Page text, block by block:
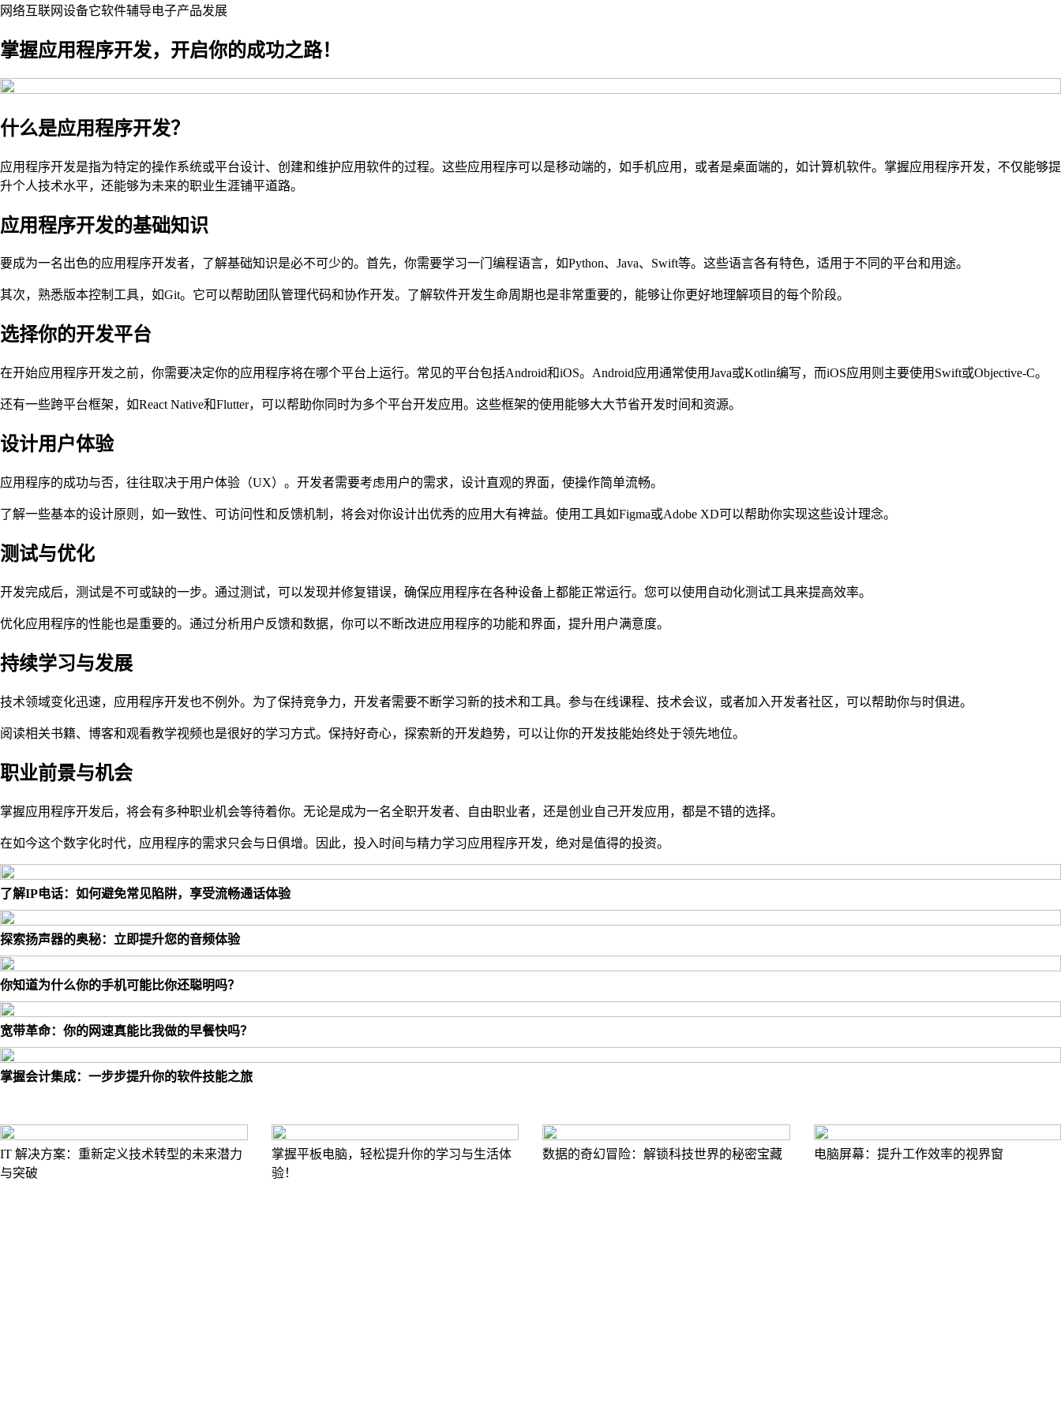
网络互联网设备它软件辅导电子产品发展
掌握应用程序开发，开启你的成功之路！
什么是应用程序开发？
应用程序开发是指为特定的操作系统或平台设计、创建和维护应用软件的过程。这些应用程序可以是移动端的，如手机应用，或者是桌面端的，如计算机软件。掌握应用程序开发，不仅能够提
升个人技术水平，还能够为未来的职业生涯铺平道路。
应用程序开发的基础知识
要成为一名出色的应用程序开发者，了解基础知识是必不可少的。首先，你需要学习一门编程语言，如Python、Java、Swift等。这些语言各有特色，适用于不同的平台和用途。
其次，熟悉版本控制工具，如Git。它可以帮助团队管理代码和协作开发。了解软件开发生命周期也是非常重要的，能够让你更好地理解项目的每个阶段。
选择你的开发平台
在开始应用程序开发之前，你需要决定你的应用程序将在哪个平台上运行。常见的平台包括Android和iOS。Android应用通常使用Java或Kotlin编写，而iOS应用则主要使用Swift或Objective-C。
还有一些跨平台框架，如React Native和Flutter，可以帮助你同时为多个平台开发应用。这些框架的使用能够大大节省开发时间和资源。
设计用户体验
应用程序的成功与否，往往取决于用户体验（UX）。开发者需要考虑用户的需求，设计直观的界面，使操作简单流畅。
了解一些基本的设计原则，如一致性、可访问性和反馈机制，将会对你设计出优秀的应用大有裨益。使用工具如Figma或Adobe XD可以帮助你实现这些设计理念。
测试与优化
开发完成后，测试是不可或缺的一步。通过测试，可以发现并修复错误，确保应用程序在各种设备上都能正常运行。您可以使用自动化测试工具来提高效率。
优化应用程序的性能也是重要的。通过分析用户反馈和数据，你可以不断改进应用程序的功能和界面，提升用户满意度。
持续学习与发展
技术领域变化迅速，应用程序开发也不例外。为了保持竞争力，开发者需要不断学习新的技术和工具。参与在线课程、技术会议，或者加入开发者社区，可以帮助你与时俱进。
阅读相关书籍、博客和观看教学视频也是很好的学习方式。保持好奇心，探索新的开发趋势，可以让你的开发技能始终处于领先地位。
职业前景与机会
掌握应用程序开发后，将会有多种职业机会等待着你。无论是成为一名全职开发者、自由职业者，还是创业自己开发应用，都是不错的选择。
在如今这个数字化时代，应用程序的需求只会与日俱增。因此，投入时间与精力学习应用程序开发，绝对是值得的投资。
了解IP电话：如何避免常见陷阱，享受流畅通话体验
探索扬声器的奥秘：立即提升您的音频体验
你知道为什么你的手机可能比你还聪明吗？
宽带革命：你的网速真能比我做的早餐快吗？
掌握会计集成：一步步提升你的软件技能之旅
IT 解决方案：重新定义技术转型的未来潜力
与突破
掌握平板电脑，轻松提升你的学习与生活体
验！
数据的奇幻冒险：解锁科技世界的秘密宝藏 电脑屏幕：提升工作效率的视界窗